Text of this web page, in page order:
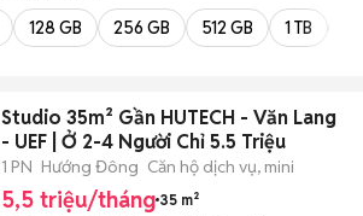
128 GB 256 GB 512 GB 1 TB
Studio 35m² Gần HUTECH - Văn Lang
- UEF | Ở 2-4 Người Chỉ 5.5 Triệu
1 PN Hướng Đông Căn hộ dịch vụ, mini
5,5 triệu/tháng 35 m²